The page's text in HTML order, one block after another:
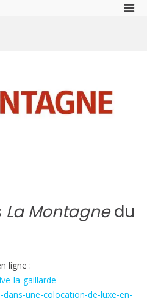
La Montagnedu
ligne :
la-gaillarde-
une-colocation-de-luxe-en-